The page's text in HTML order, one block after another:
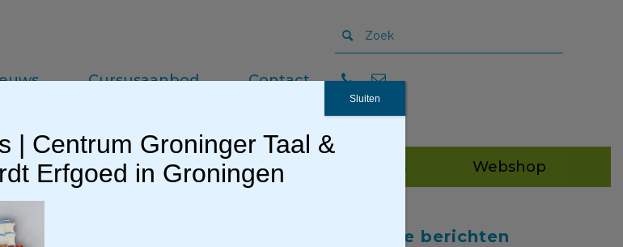
Cursusaanbod Contact
Praktijkkennis Publicaties Webshop
Recente berichten
| Centrum Groninger Taal &
Erfgoed in Groningen
Sluiten